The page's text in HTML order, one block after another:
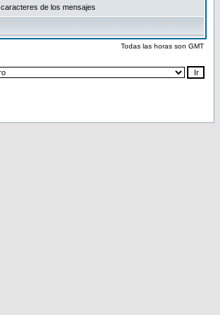
caracteres de los mensajes
Todas las horas son GMT